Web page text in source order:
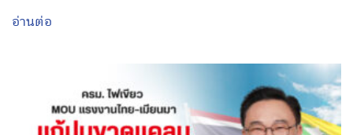
อ่านต่อ